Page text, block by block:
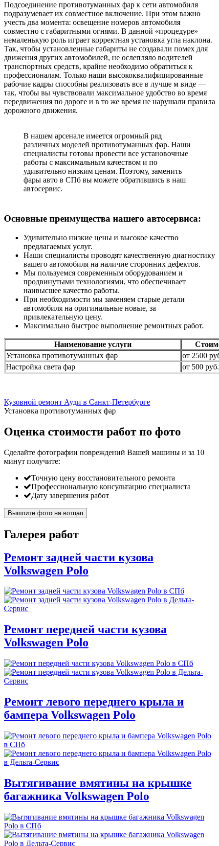
Подсоединение противотуманных фар к сети автомобиля
подразумевает их совместное включение. При этом важно
учесть два момента: освещение номеров автомобиля
совместно с габаритными огнями. В данной «процедуре»
немаленькую роль играет корректная установка угла наклона.
Так, чтобы установленные габариты не создавали помех для
движения других автомобилей, не ослепляло водителей
транспортных средств, крайне необходимо обратиться к
профессионалам. Только наши высококвалифицированные
рабочие кадры способны реализовать все в лучше м виде —
так, чтобы вы чувствовали максимальное удобство во время
передвижения по дороге и в то же время не нарушали правила
дорожного движения.
В нашем арсенале имеется огромный ряд
различных моделей противотуманных фар. Наши
специалисты готовы провести все установочные
работы с максимальным качеством и по
удивительно низким ценам. Поэтому, заменить
фары авто в СПб вы можете обратившись в наш
автосервис.
Основные преимущества нашего автосервиса:
Удивительно низкие цены и высокое качество
предлагаемых услуг.
Наши специалисты проводят качественную диагностику
вашего автомобиля на наличие сторонних дефектов.
Мы пользуемся современным оборудованием и
продвинутыми технологиями, что обеспечивает
наивысшее качество работы.
При необходимости мы заменяем старые детали
автомобиля на оригинальные новые, за
привлекательную цену.
Максимально быстрое выполнение ремонтных работ.
Наименование услуги
Установка противотуманных фар
от 2500
Настройка света фар
от 500 руб.
Кузовной ремонт Ауди в Санкт-Петербурге
Установка противотуманных фар
Оценка стоимости работ по фото
Сделайте фотографии повреждений Вашей машины и за 10
минут получите:
Точную цену восстановительного ремонта
Профессиональную консультацию специалиста
Дату завершения работ
Вышлите фото на вотцап
Галерея работ
Ремонт задней части кузова
Volkswagen Polo
Ремонт передней части кузова
Volkswagen Polo
Ремонт левого переднего крыла и
бампера Volkswagen Polo
Вытягивание вмятины на крышке
багажника Volkswagen Polo